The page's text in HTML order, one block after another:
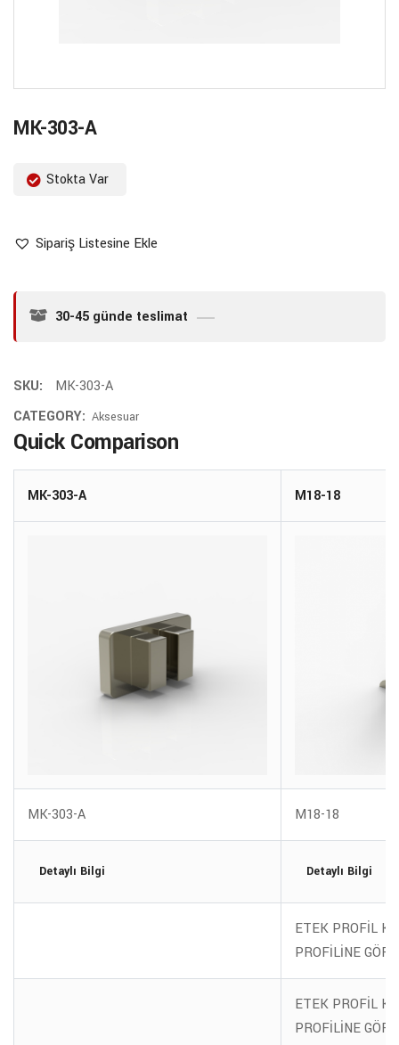
MK-303-A
Stokta Var
Sipariş Listesine Ekle
30-45 günde teslimat
SKU:
MK-303-A
CATEGORY: Aksesuar
Quick Comparison
MK-303-A M18-18
MK-303-A M18-18
Detaylı Bilgi Detaylı Bilgi
ETEK PROFİL
PROFİLİNE
ETEK PROFİL
PROFİLİNE